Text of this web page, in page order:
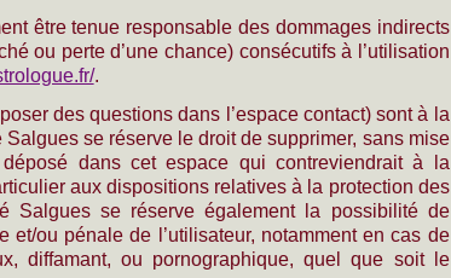
être tenue responsable des dommages indirects
ou perte d’une chance) consécutifs à l’utilisation
.
des questions dans l’espace contact) sont à la
se réserve le droit de supprimer, sans mise
dans cet espace qui contreviendrait à la
aux dispositions relatives à la protection des
Salgues se réserve également la possibilité de
et/ou pénale de l’utilisateur, notamment en cas de
diffamant, ou pornographique, quel que soit le